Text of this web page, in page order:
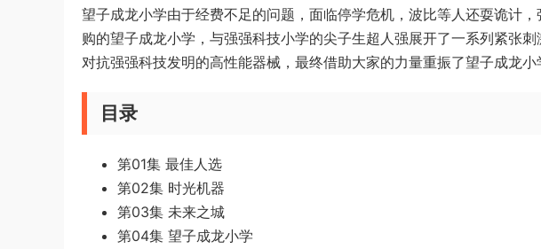
望子成龙小学由于经费不足的问题，面临停学危机，波比等人还耍诡计
购的望子成龙小学，与强强科技小学的尖子生超人强展开了一系列紧张
对抗强强科技发明的高性能器械，最终借助大家的力量重振了望子成龙小
目录
第01集 最佳人选
第02集 时光机器
第03集 未来之城
第04集 望子成龙小学